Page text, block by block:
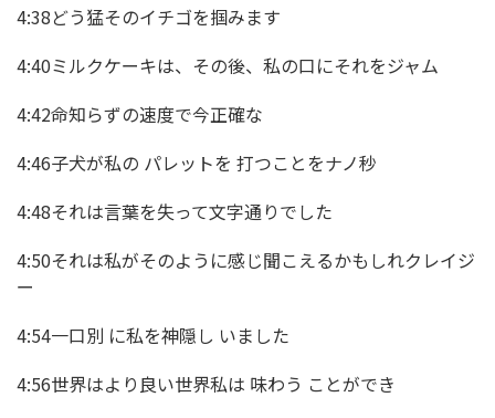
4:38どう猛そのイチゴを掴みます
4:40ミルクケーキは、その後、私の口にそれをジャム
4:42命知らずの速度で今正確な
4:46子犬が私の パレットを 打つことをナノ秒
4:48それは言葉を失って文字通りでした
4:50それは私がそのように感じ聞こえるかもしれクレイジ
ー
4:54一口別 に私を神隠し いました
4:56世界はより良い世界私は 味わう ことができ